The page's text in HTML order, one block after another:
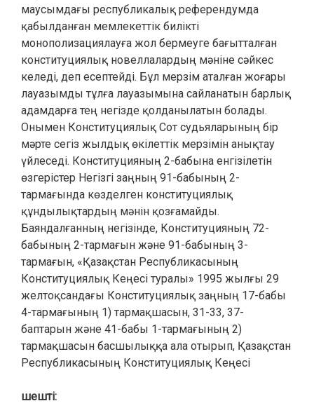
маусымдағы республикалық референдумда
қабылданған мемлекеттік билікті
монополизациялауға жол бермеуге бағытталған
конституциялық новеллалардың мәніне сәйкес
келеді, деп есептейді. Бұл мерзім аталған жоғары
лауазымды тұлға лауазымына сайланатын барлық
адамдарға тең негізде қолданылатын болады.
Онымен Конституциялық Сот судьяларының бір
мәрте сегіз жылдық өкілеттік мерзімін анықтау
үйлеседі. Конституцияның 2-бабына енгізілетін
өзгерістер Негізгі заңның 91-бабының 2-
тармағында көзделген конституциялық
құндылықтардың мәнін қозғамайды.
Баяндалғанның негізінде, Конституцияның 72-
бабының 2-тармағын және 91-бабының 3-
тармағын, «Қазақстан Республикасының
Конституциялық Кеңесі туралы» 1995 жылғы 29
желтоқсандағы Конституциялық заңның 17-бабы
4-тармағының 1) тармақшасын, 31-33, 37-
баптарын және 41-бабы 1-тармағының 2)
тармақшасын басшылыққа ала отырып, Қазақстан
Республикасының Конституциялық Кеңесі
шешті: